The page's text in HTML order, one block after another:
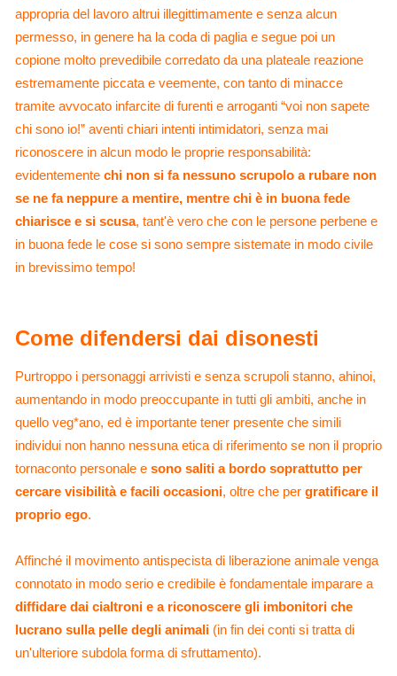
appropria del lavoro altrui illegittimamente e senza alcun
permesso, in genere ha la coda di paglia e segue poi un
copione molto prevedibile corredato da una plateale reazione
estremamente piccata e veemente, con tanto di minacce
tramite avvocato infarcite di furenti e arroganti “voi non sapete
chi sono io!” aventi chiari intenti intimidatori, senza mai
riconoscere in alcun modo le proprie responsabilità:
evidentemente chi non si fa nessuno scrupolo a rubare non
se ne fa neppure a mentire, mentre chi è in buona fede
chiarisce e si scusa, tant'è vero che con le persone perbene e
in buona fede le cose si sono sempre sistemate in modo civile
in brevissimo tempo!
Come difendersi dai disonesti
Purtroppo i personaggi arrivisti e senza scrupoli stanno, ahinoi,
aumentando in modo preoccupante in tutti gli ambiti, anche in
quello veg*ano, ed è importante tener presente che simili
individui non hanno nessuna etica di riferimento se non il proprio
tornaconto personale e sono saliti a bordo soprattutto per
cercare visibilità e facili occasioni, oltre che per gratificare il
proprio ego.
Affinché il movimento antispecista di liberazione animale venga
connotato in modo serio e credibile è fondamentale imparare a
diffidare dai cialtroni e a riconoscere gli imbonitori che
lucrano sulla pelle degli animali (in fin dei conti si tratta di
un'ulteriore subdola forma di sfruttamento).